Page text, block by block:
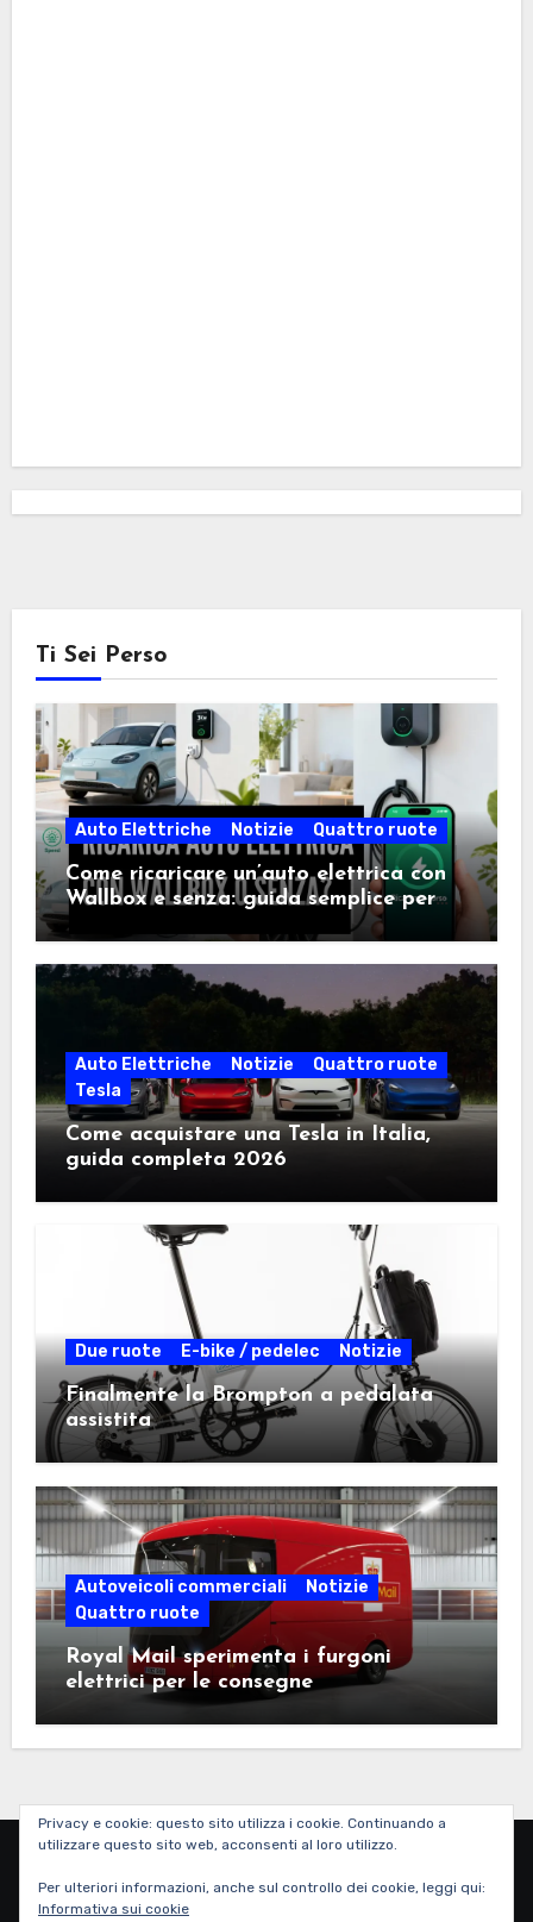
Ti Sei Perso
Auto Elettriche Notizie Quattro ruote
Come ricaricare un’auto elettrica con
Wallbox e senza: guida semplice per
scegliere la soluzione giusta
Auto Elettriche Notizie
Quattro ruote
Tesla
Come acquistare una Tesla in Italia,
guida completa 2026
Due ruote E-bike / pedelec Notizie
Finalmente la Brompton a pedalata
assistita
Autoveicoli commerciali
Notizie
Quattro ruote
Royal Mail sperimenta i furgoni
elettrici per le consegne
Corri Elettra Corri
Privacy e cookie: questo sito utilizza i cookie. Continuando a
utilizzare questo sito web, acconsenti al loro utilizzo.
Per ulteriori informazioni, anche sul controllo dei cookie, leggi qui:
Informativa sui cookie